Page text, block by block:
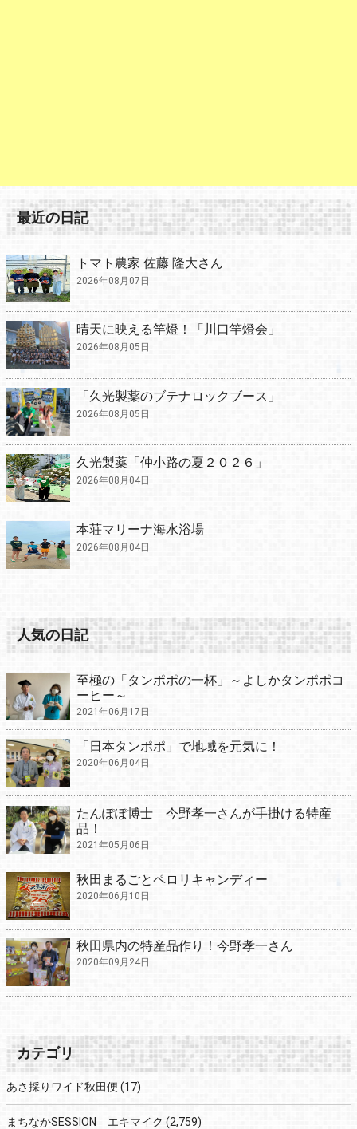
最近の日記
トマト農家 佐藤 隆大さん
2026年08月07日
晴天に映える竿燈！「川口竿燈会」
2026年08月05日
「久光製薬のブテナロックブース」
2026年08月05日
久光製薬「仲小路の夏２０２６」
2026年08月04日
本荘マリーナ海水浴場
2026年08月04日
人気の日記
至極の「タンポポの一杯」～よしかタンポポコ
ーヒー～
2021年06月17日
「日本タンポポ」で地域を元気に！
2020年06月04日
たんぽぽ博士 今野孝一さんが手掛ける特産
品！
2021年05月06日
秋田まるごとペロリキャンディー
2020年06月10日
秋田県内の特産品作り！今野孝一さん
2020年09月24日
カテゴリ
あさ採りワイド秋田便 (17)
まちなかSESSION エキマイク (2,759)